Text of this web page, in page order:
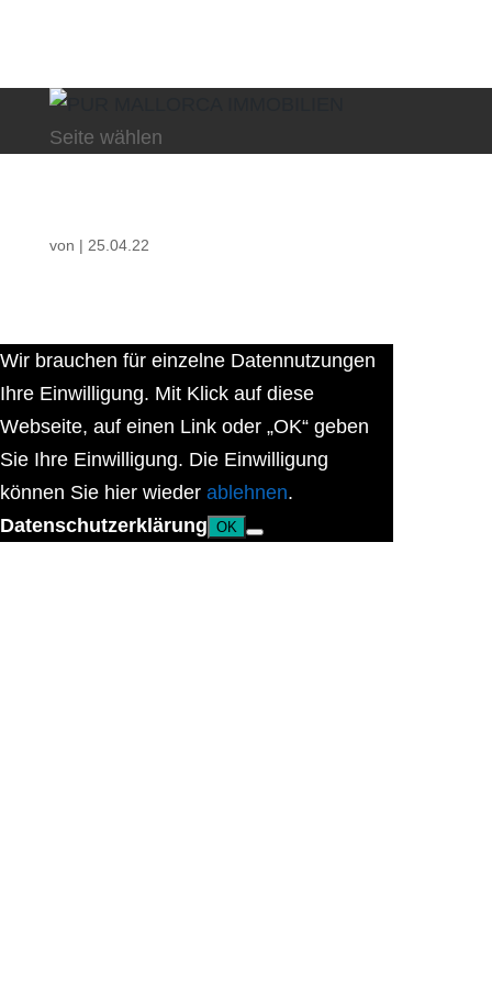
Seite wählen
von | 25.04.22
Wir brauchen für einzelne Datennutzungen
Ihre Einwilligung. Mit Klick auf diese
Webseite, auf einen Link oder „OK“ geben
Sie Ihre Einwilligung. Die Einwilligung
können Sie hier wieder ablehnen.
Datenschutzerklärung OK